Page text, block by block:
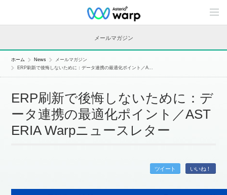
C
n
n
メールマガジン
ホーム News
メールマガジン
ERP刷新で後悔しないために：データ連携の最適化ポイント／A...
ERP刷新で後悔しないために：デ
ータ連携の最適化ポイント／AST
ERIA Warpニュースレター
ツイート いいね！